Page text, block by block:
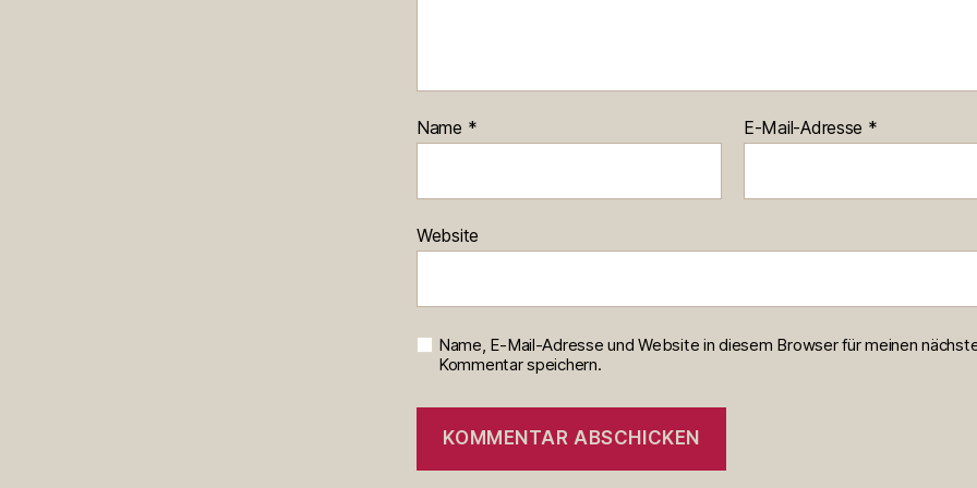
Name * E-Mail-Adresse *
Website
Name, E-Mail-Adresse und Website in diesem Browser für meinen
Kommentar speichern.